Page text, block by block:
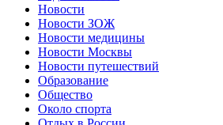
Новости
Новости ЗОЖ
Новости медицины
Новости Москвы
Новости путешествий
Образование
Общество
Около спорта